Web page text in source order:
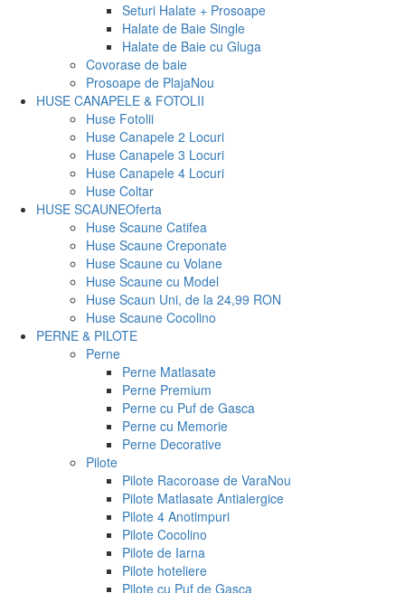
Seturi Halate + Prosoape
Halate de Baie Single
Halate de Baie cu Gluga
Covorase de baie
Prosoape de PlajaNou
HUSE CANAPELE & FOTOLII
Huse Fotolii
Huse Canapele 2 Locuri
Huse Canapele 3 Locuri
Huse Canapele 4 Locuri
Huse Coltar
HUSE SCAUNEOferta
Huse Scaune Catifea
Huse Scaune Creponate
Huse Scaune cu Volane
Huse Scaune cu Model
Huse Scaun Uni, de la 24,99 RON
Huse Scaune Cocolino
PERNE & PILOTE
Perne
Perne Matlasate
Perne Premium
Perne cu Puf de Gasca
Perne cu Memorie
Perne Decorative
Pilote
Pilote Racoroase de VaraNou
Pilote Matlasate Antialergice
Pilote 4 Anotimpuri
Pilote Cocolino
Pilote de Iarna
Pilote hoteliere
Pilote cu Puf de Gasca